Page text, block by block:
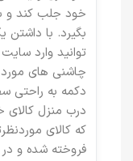
خود جلب کند و
بگیرد. با
توانید وارد
چاشنی های مورد
دکمه به راحتی
درب منزل کالای
که کالای
فروخته شده و در